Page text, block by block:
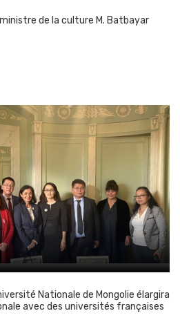
de la culture M. Batbayar
Nationale de Mongolie élargira
avec des universités françaises